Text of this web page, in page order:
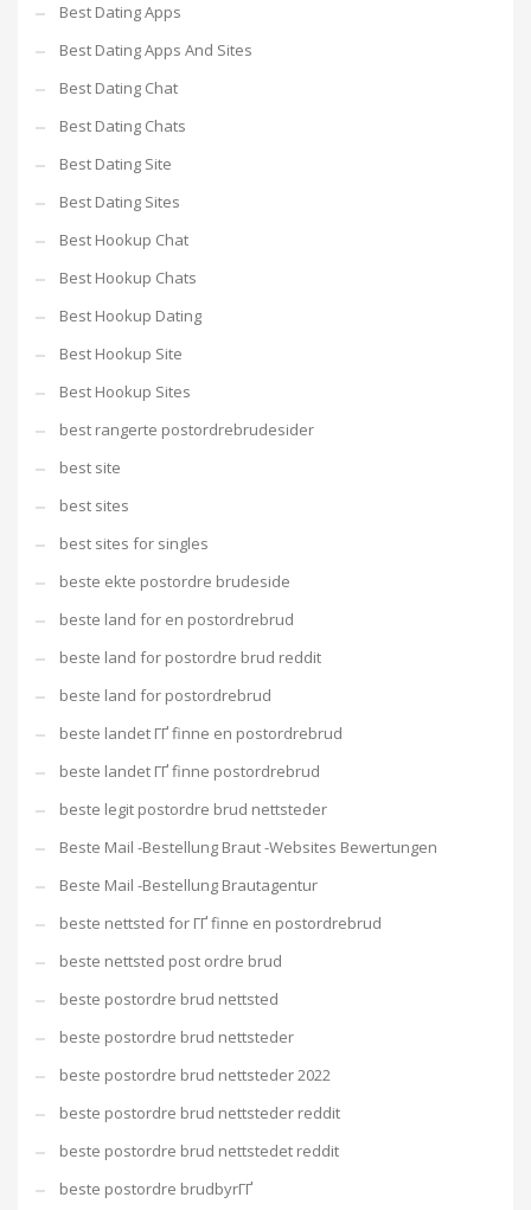
Best Dating Apps
Best Dating Apps And Sites
Best Dating Chat
Best Dating Chats
Best Dating Site
Best Dating Sites
Best Hookup Chat
Best Hookup Chats
Best Hookup Dating
Best Hookup Site
Best Hookup Sites
best rangerte postordrebrudesider
best site
best sites
best sites for singles
beste ekte postordre brudeside
beste land for en postordrebrud
beste land for postordre brud reddit
beste land for postordrebrud
beste landet ГҐ finne en postordrebrud
beste landet ГҐ finne postordrebrud
beste legit postordre brud nettsteder
Beste Mail -Bestellung Braut -Websites Bewertungen
Beste Mail -Bestellung Brautagentur
beste nettsted for ГҐ finne en postordrebrud
beste nettsted post ordre brud
beste postordre brud nettsted
beste postordre brud nettsteder
beste postordre brud nettsteder 2022
beste postordre brud nettsteder reddit
beste postordre brud nettstedet reddit
beste postordre brudbyrГҐ